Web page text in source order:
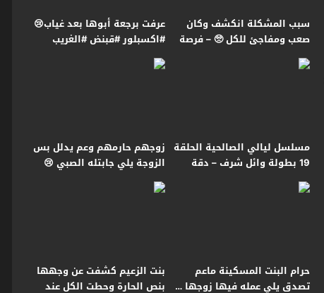
سبب المشكلة انكشف وكان
صعب ومفاجئ للكل 🥺 – فرصة
أخيرة
عرفت برجعة أبوها بعد غياب😢
#اكسبلور #قبنض #الغريب
مسلسل ليالي الصالحية الحلقة
19 بطولة وائل شرف – دقة
محسّنة بالذكاء الاصطناعي
زوجهم حارمهم وعم يدلل بس
الزوجة يلي جابتله الصبي 😢
#قبنض #عطر_الشام
حرام البنت المسكينة ماعم
تصدق يلي عمله فيها زوجها …
بنت الزعيم كشفت عن وجهها
بنص الحارة وحطت الكل عند